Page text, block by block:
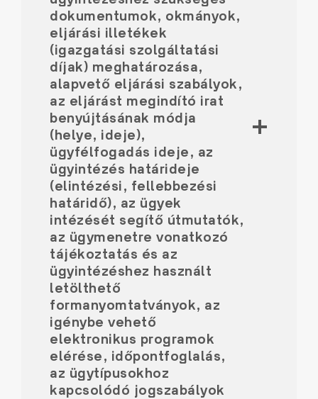
dokumentumok, okmányok,
eljárási illetékek
(igazgatási szolgáltatási
díjak) meghatározása,
alapvető eljárási szabályok,
az eljárást megindító irat
benyújtásának módja
(helye, ideje),
ügyfélfogadás ideje, az
ügyintézés határideje
(elintézési, fellebbezési
határidő), az ügyek
intézését segítő útmutatók,
az ügymenetre vonatkozó
tájékoztatás és az
ügyintézéshez használt
letölthető
formanyomtatványok, az
igénybe vehető
elektronikus programok
elérése, időpontfoglalás,
az ügytípusokhoz
kapcsolódó jogszabályok